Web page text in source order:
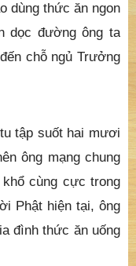
dùng thức ăn ngon
dọc đường ông ta
chỗ ngủ Trưởng
tập suốt hai mươi
ông mạng chung
cùng cực trong
Phật hiện tại, ông
đình thức ăn uống